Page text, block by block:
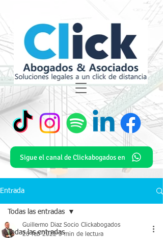
Sigue el canal de Clickabogados en
Entrada
Todas las entradas
Todas las entradas
Guillermo Diaz Socio Clickabogados
26 feb 2022 3 min de lectura